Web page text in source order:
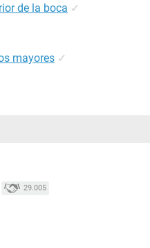
de la boca ✓
mayores ✓
29.005